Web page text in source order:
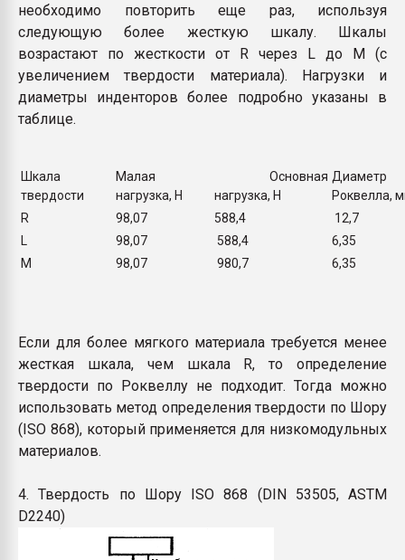
необходимо повторить еще раз, используя
следующую более жесткую шкалу. Шкалы
возрастают по жесткости от R через L до М (с
увеличением твердости материала). Нагрузки и
диаметры инденторов более подробно указаны в
таблице.
Шкала
твердости
Малая
нагрузка, Н
Основная
нагрузка, Н
Диаметр
Роквелла,
R
98,07 588,4
12,7
L
98,07 588,4
6,35
М
98,07 980,7 6,35
Если для более мягкого материала требуется менее
жесткая шкала, чем шкала R, то определение
твердости по Роквеллу не подходит. Тогда можно
использовать метод определения твердости по Шору
(ISO 868), который применяется для низкомодульных
материалов.
4. Твердость по Шору ISO 868 (DIN 53505, ASTM
D2240)